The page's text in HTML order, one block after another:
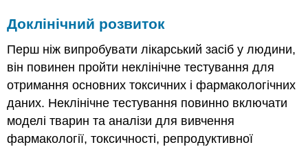
Доклінічний розвиток
Перш ніж випробувати лікарський засіб у людини,
він повинен пройти неклінічне тестування для
отримання основних токсичних і фармакологічних
даних. Неклінічне тестування повинно включати
моделі тварин та аналізи для вивчення
фармакології, токсичності, репродуктивної